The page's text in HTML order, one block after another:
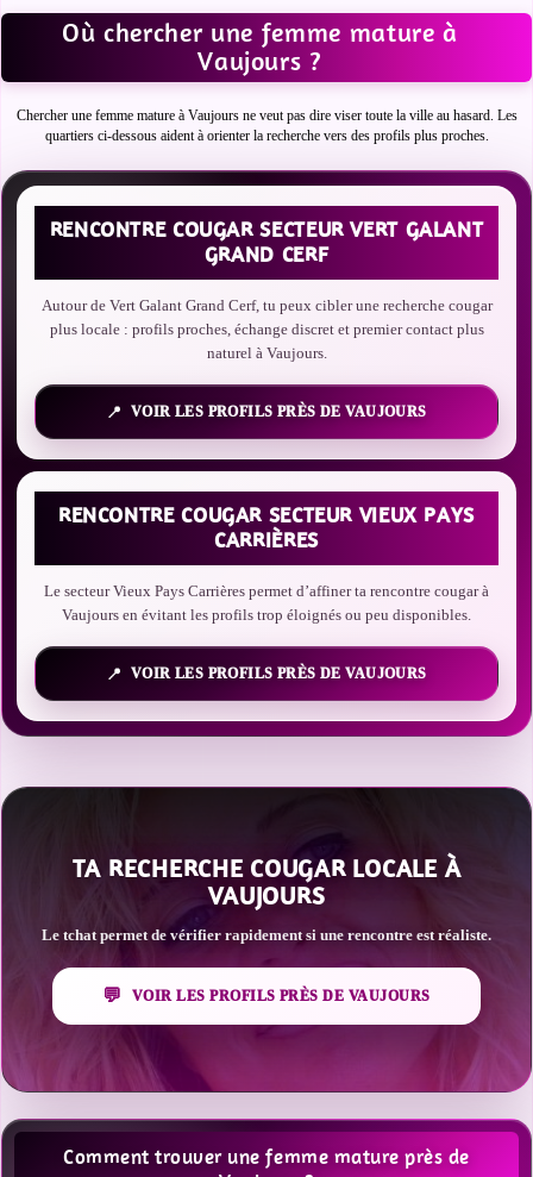
Où chercher une femme mature à
Vaujours ?
Chercher une femme mature à Vaujours ne veut pas dire viser toute la ville au hasard. Les
quartiers ci-dessous aident à orienter la recherche vers des profils plus proches.
RENCONTRE COUGAR SECTEUR VERT GALANT
GRAND CERF
Autour de Vert Galant Grand Cerf, tu peux cibler une recherche cougar
plus locale : profils proches, échange discret et premier contact plus
naturel à Vaujours.
VOIR LES PROFILS PRÈS DE VAUJOURS
RENCONTRE COUGAR SECTEUR VIEUX PAYS
CARRIÈRES
Le secteur Vieux Pays Carrières permet d’affiner ta rencontre cougar à
Vaujours en évitant les profils trop éloignés ou peu disponibles.
VOIR LES PROFILS PRÈS DE VAUJOURS
TA RECHERCHE COUGAR LOCALE À
VAUJOURS
Le tchat permet de vérifier rapidement si une rencontre est réaliste.
VOIR LES PROFILS PRÈS DE VAUJOURS
Comment trouver une femme mature près de